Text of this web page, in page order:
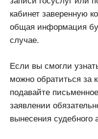
кабинет заверенную
общая информация
случае.
Если вы смогли
можно обратиться за
подавайте
заявлении
вынесения судебного